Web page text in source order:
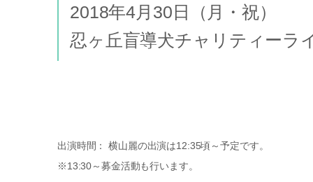
2018年4月30日（月・祝）
忍ヶ丘盲導犬チャリティーラ
出演時間： 横山麗の出演は12:35頃～予定です。
※13:30～募金活動も行います。